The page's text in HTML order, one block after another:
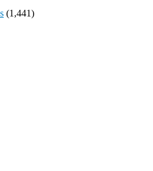
(1,441)